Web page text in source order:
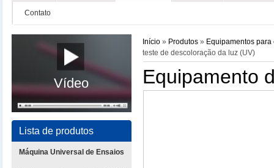
Contato
Vídeo
Lista de produtos
Máquina Universal de Ensaios
Início » Produtos» Equipamentos
teste de descoloração da luz (UV)
Equipamento